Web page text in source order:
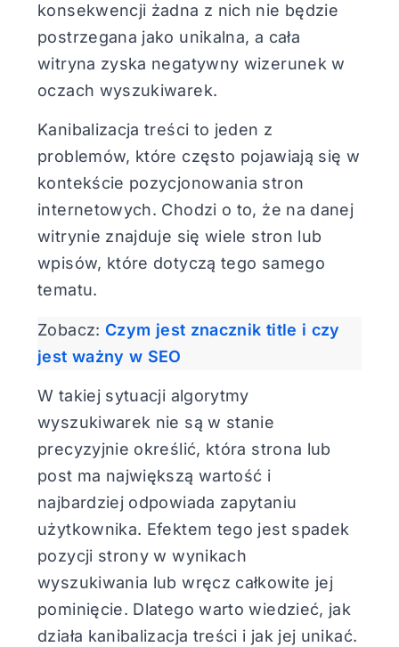
konsekwencji żadna z nich nie będzie
postrzegana jako unikalna, a cała
witryna zyska negatywny wizerunek w
oczach wyszukiwarek.
Kanibalizacja treści to jeden z
problemów, które często pojawiają się w
kontekście pozycjonowania stron
internetowych. Chodzi o to, że na danej
witrynie znajduje się wiele stron lub
wpisów, które dotyczą tego samego
tematu.
Zobacz: Czym jest znacznik title i czy
jest ważny w SEO
W takiej sytuacji algorytmy
wyszukiwarek nie są w stanie
precyzyjnie określić, która strona lub
post ma największą wartość i
najbardziej odpowiada zapytaniu
użytkownika. Efektem tego jest spadek
pozycji strony w wynikach
wyszukiwania lub wręcz całkowite jej
pominięcie. Dlatego warto wiedzieć, jak
działa kanibalizacja treści i jak jej unikać.